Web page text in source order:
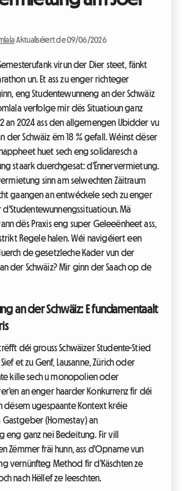
|Aktualiséiert de 09/06/2026
virun der Dier steet, fänkt
un. Et ass zu enger richteger
eng Studentewunneng an der Schwäiz
verfolge mir dës Situatioun ganz
an 2024 ass den allgemengen Ubidder vu
der Schwäiz ëm 18 % gefall. Wéinst dëser
huet sech eng solidaresch a
staark duerchgesat: d'Ënnervermietung.
sinn am selwechten Zäitraum
gaangen an entwéckele sech zu enger
Mä
dës Praxis eng super Geleeënheet ass,
Regele halen. Wéi navigéiert een
de gesetzleche Kader vun der
der Schwäiz? Mir ginn der Saach op de
an der Schwäiz: E fundamentaalt
déi grouss Schwäizer Studente-Stied
et zu Genf, Lausanne, Zürich oder
kille sech u monopolien oder
an enger haarder Konkurrenz fir déi
dësem ugespaante Kontext kréie
(Homestay) an
eng ganz nei Bedeitung. Fir vill
Zëmmer fräi hunn, ass d'Opname vun
vernünfteg Method fir d'Käschten ze
nach Hëllef ze leeschten.